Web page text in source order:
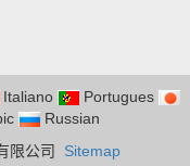
Italiano
Portugues
Russian
限公司
Sitemap